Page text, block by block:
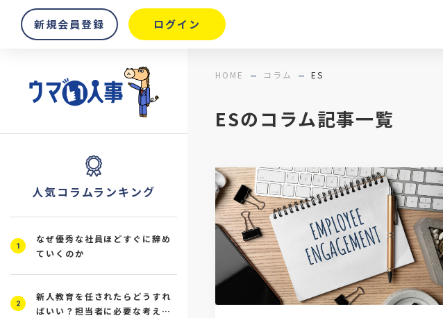
新規会員登録 ログイン
HOME コラム ES
ESのコラム記事一覧
人気コラムランキング
1
なぜ優秀な社員ほどすぐに辞め
ていくのか
2
新人教育を任されたらどうすれ
ばいい？担当者に必要な考え方